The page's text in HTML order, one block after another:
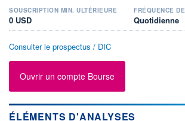
SOUSCRIPTION MIN. ULTÉRIEURE
0 USD
FRÉQUENCE
Quotidienne
Consulter le prospectus / DIC
Ouvrir un compte Bourse
ÉLÉMENTS D'ANALYSES